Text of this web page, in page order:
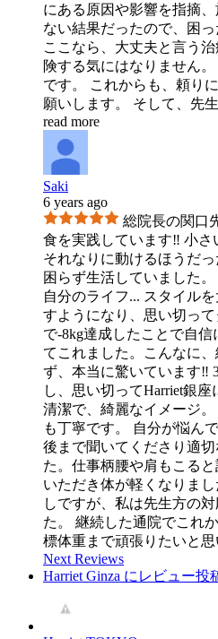
にある原因や影響を指摘
ない結果だったので、困
ここなら、大丈夫と言う
険する気にはなりません
です。 これからも、頼り
願いします。 そして、先
read more
Saki
6 years ago
総院長の関口
食を実践しています‼︎ 小
それなりに動けるほうだ
困らず生活していました
自分のライフ... スタイル
すようになり、思い切っ
で-8kg達成したことで自
てこれました。こんなに
ず、本当に驚いています‼︎
し、思い切ってHarriet銀
清潔で、綺麗なイメージ
も丁寧です。 自分が悩ん
後まで聞いてくださり適
た。仕事柄腰や肩もこる
いただき体が軽くなりま
しですが、私は先生方の
た。 継続した通院でこれ
標体重まで頑張りたいと
Next Reviews
Harriet Ginza にレビュー投